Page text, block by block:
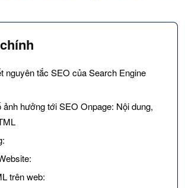
nguyên tắc SEO của Search Engine
ảnh hưởng tới SEO Onpage: Nội dung,
trên web: